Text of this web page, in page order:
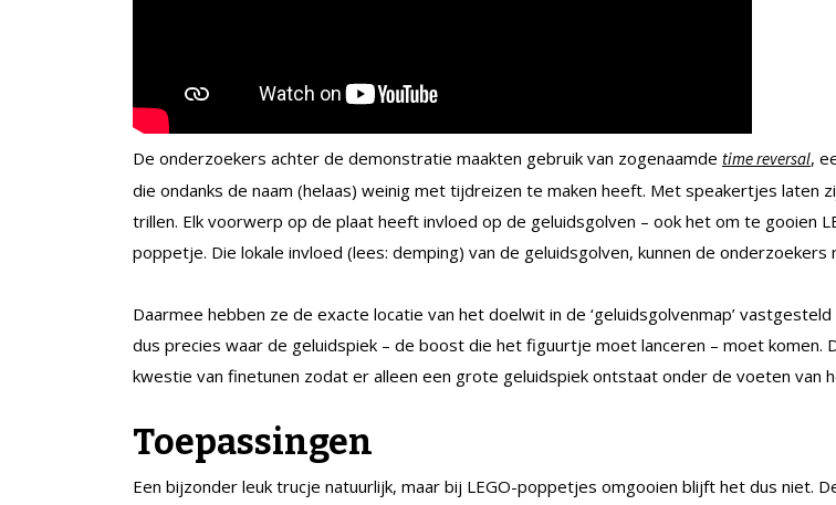
De onderzoekers achter de demonstratie maakten gebruik van zogenaamde time reversal,
die ondanks de naam (helaas) weinig met tijdreizen te maken heeft. Met speakertjes laten
trillen. Elk voorwerp op de plaat heeft invloed op de geluidsgolven – ook het om te gooien
poppetje. Die lokale invloed (lees: demping) van de geluidsgolven, kunnen de onderzoekers
Daarmee hebben ze de exacte locatie van het doelwit in de ‘geluidsgolvenmap’
dus precies waar de geluidspiek – de boost die het figuurtje moet lanceren – moet komen.
kwestie van finetunen zodat er alleen een grote geluidspiek ontstaat onder de voeten van
Toepassingen
Een bijzonder leuk trucje natuurlijk, maar bij LEGO-poppetjes omgooien blijft het dus niet.